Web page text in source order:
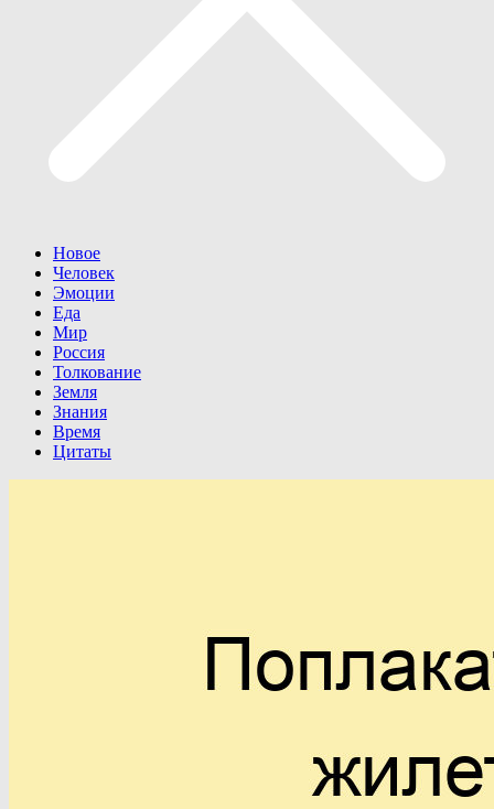
Новое
Человек
Эмоции
Еда
Мир
Россия
Толкование
Земля
Знания
Время
Цитаты